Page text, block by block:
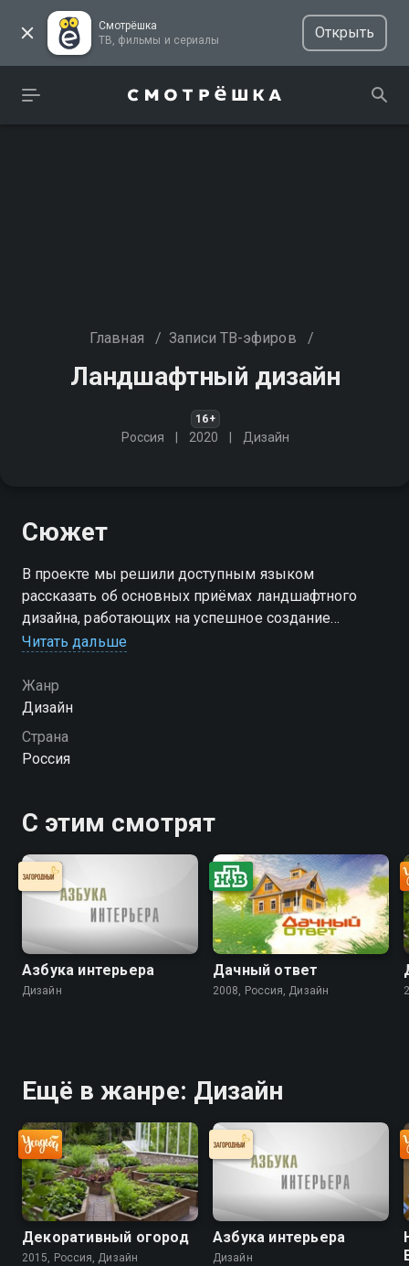
Смотрёшка
ТВ, фильмы и сериалы
Открыть
Главная / Записи ТВ-эфиров /
Ландшафтный дизайн
16+
Россия 2020 Дизайн
Сюжет
В проекте мы решили доступным языком
рассказать об основных приёмах ландшафтного
дизайна, работающих на успешное создание
гармоничного сада, и показать их на реальных
Читать дальше
Жанр
Дизайн
Страна
Россия
С этим смотрят
Азбука интерьера
Дизайн
Дачный ответ
2008, Россия, Дизайн
Ещё в жанре: Дизайн
Декоративный огород
2015, Россия, Дизайн
Азбука интерьера
Дизайн